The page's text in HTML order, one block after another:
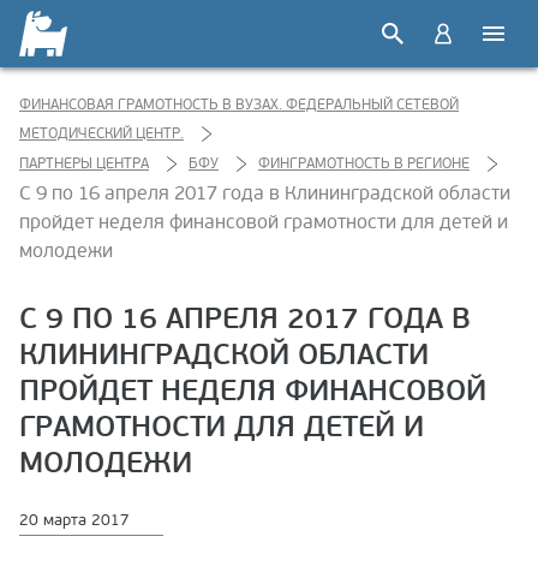
ФИНАНСОВАЯ ГРАМОТНОСТЬ В ВУЗАХ. ФЕДЕРАЛЬНЫЙ СЕТЕВОЙ
МЕТОДИЧЕСКИЙ ЦЕНТР.
ПАРТНЕРЫ ЦЕНТРА
БФУ ФИНГРАМОТНОСТЬ В РЕГИОНЕ
С 9 по 16 апреля 2017 года в Клининградской области
пройдет неделя финансовой грамотности для детей и
молодежи
С 9 ПО 16 АПРЕЛЯ 2017 ГОДА В
КЛИНИНГРАДСКОЙ ОБЛАСТИ
ПРОЙДЕТ НЕДЕЛЯ ФИНАНСОВОЙ
ГРАМОТНОСТИ ДЛЯ ДЕТЕЙ И
МОЛОДЕЖИ
20 марта 2017